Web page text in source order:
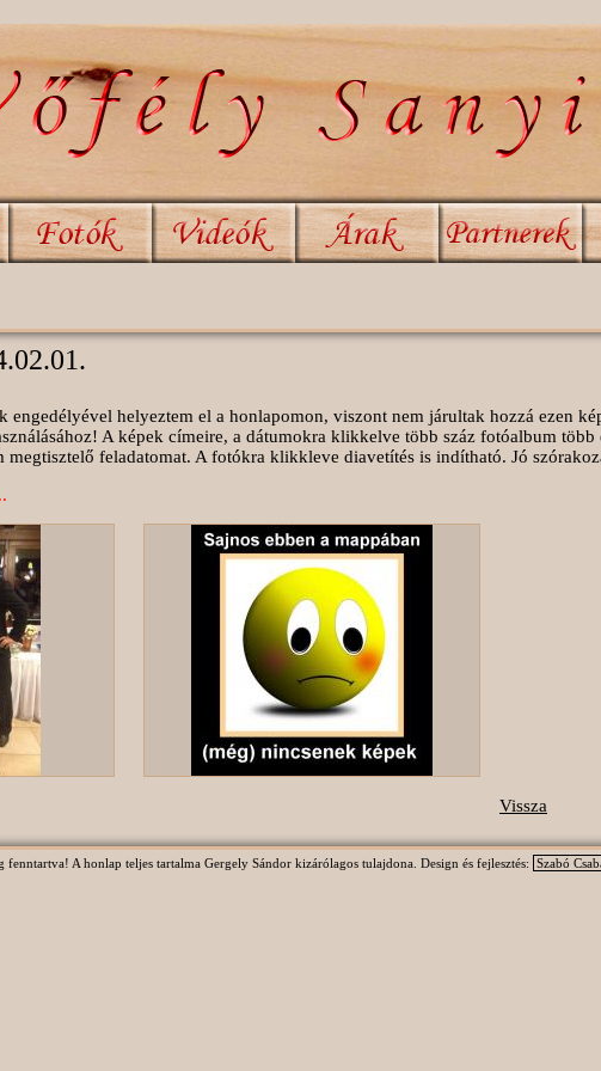
engedélyével helyeztem el a honlapomon, viszont nem járultak hozzá ezen
A képek címeire, a dátumokra klikkelve több száz fotóalbum több
megtisztelő feladatomat. A fotókra klikkleve diavetítés is indítható. Jó
Vissza
A honlap teljes tartalma Gergely Sándor kizárólagos tulajdona. Design és fejlesztés: Szabó